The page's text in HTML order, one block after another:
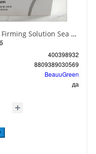
BeauuGreen Hydrogel Eye Patch Firming Solution Sea Cocumber & Black Гидрогелевые патчи для кожи вокруг глаз с экстрактом черного морского огурца 60 шт 90 гр
400398932
8809389030569
BeauuGreen
да